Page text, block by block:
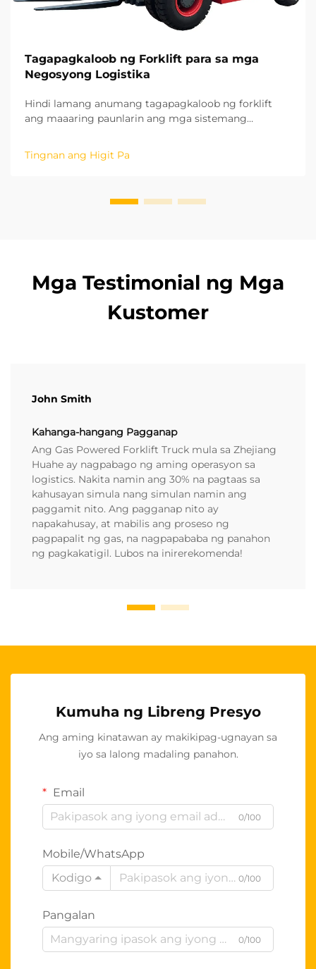
Tagapagkaloob ng Forklift para sa mga
Negosyong Logistika
Hindi lamang anumang tagapagkaloob ng forklift
ang maaaring paunlarin ang mga sistemang
tagapagkaloob na pumasok sa matagalang
estratehikong pakikipagtulungan. Batay sa aming
ang potensyal ng ...
Tingnan ang Higit Pa
Mga Testimonial ng Mga
Kustomer
John Smith
Kahanga-hangang Pagganap
Ang Gas Powered Forklift Truck mula sa Zhejiang
Huahe ay nagpabago ng aming operasyon sa
logistics. Nakita namin ang 30% na pagtaas sa
kahusayan simula nang simulan namin ang
paggamit nito. Ang pagganap nito ay
napakahusay, at mabilis ang proseso ng
pagpapalit ng gas, na nagpapababa ng panahon
ng pagkakatigil. Lubos na inirerekomenda!
Kumuha ng Libreng Presyo
Ang aming kinatawan ay makikipag-ugnayan sa
iyo sa lalong madaling panahon.
Email
0/100
Mobile/WhatsApp
Kodigo
0/100
Pangalan
0/100